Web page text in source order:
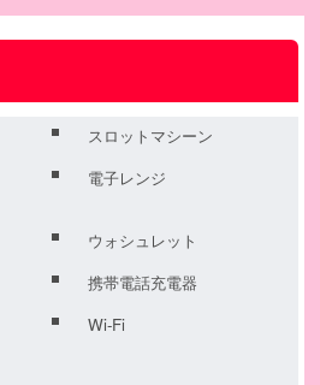
スロットマシーン
電子レンジ
ウォシュレット
携帯電話充電器
Wi-Fi